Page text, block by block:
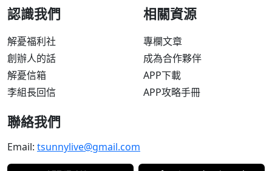
認識我們
解憂福利社
創辦人的話
解憂信箱
李組長回信
相關資源
專欄文章
成為合作夥伴
APP下載
APP攻略手冊
聯絡我們
Email: tsunnylive@gmail.com